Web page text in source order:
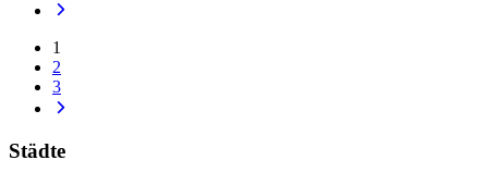
1
2
3
Städte